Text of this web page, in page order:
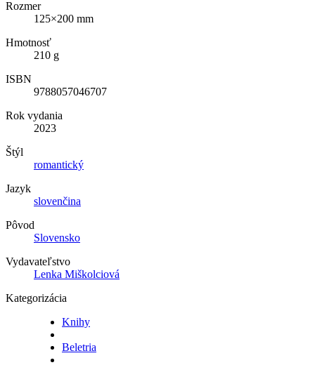
Rozmer
125×200 mm
Hmotnosť
210 g
ISBN
9788057046707
Rok vydania
2023
Štýl
romantický
Jazyk
slovenčina
Pôvod
Slovensko
Vydavateľstvo
Lenka Miškolciová
Kategorizácia
Knihy
Beletria